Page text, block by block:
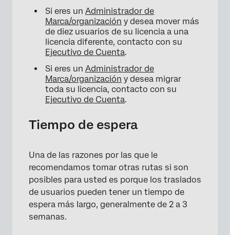
Si eres un Administrador de
Marca/organización y desea mover más
de diez usuarios de su licencia a una
licencia diferente, contacto con su
Ejecutivo de Cuenta.
Si eres un Administrador de
Marca/organización y desea migrar
toda su licencia, contacto con su
Ejecutivo de Cuenta.
Tiempo de espera
Una de las razones por las que le
recomendamos tomar otras rutas si son
posibles para usted es porque los traslados
de usuarios pueden tener un tiempo de
espera más largo, generalmente de 2 a 3
semanas.